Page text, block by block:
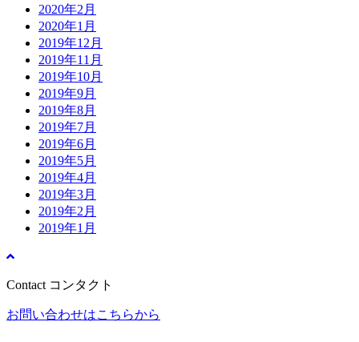
2020年2月
2020年1月
2019年12月
2019年11月
2019年10月
2019年9月
2019年8月
2019年7月
2019年6月
2019年5月
2019年4月
2019年3月
2019年2月
2019年1月
Contact コンタクト
お問い合わせはこちらから